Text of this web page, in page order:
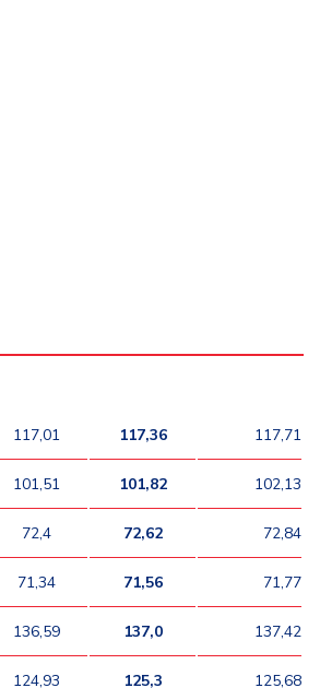
117,01 117,36 117,71
101,51 101,82 102,13
72,4 72,62 72,84
71,34 71,56 71,77
136,59 137,0 137,42
124,93 125,3 125,68